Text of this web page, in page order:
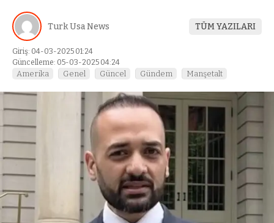
Turk Usa News TÜM YAZILARI
Giriş: 04-03-2025 01:24
Güncelleme: 05-03-2025 04:24
Amerika Genel Güncel Gündem Manşetalt